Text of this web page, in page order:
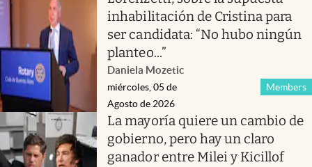
inhabilitación de Cristina para
ser candidata: “No hubo ningún
planteo...”
Daniela Mozetic
Members
miércoles, 05 de
Agosto de 2026
La mayoría quiere un cambio de
gobierno, pero hay un claro
ganador entre Milei y Kicillof